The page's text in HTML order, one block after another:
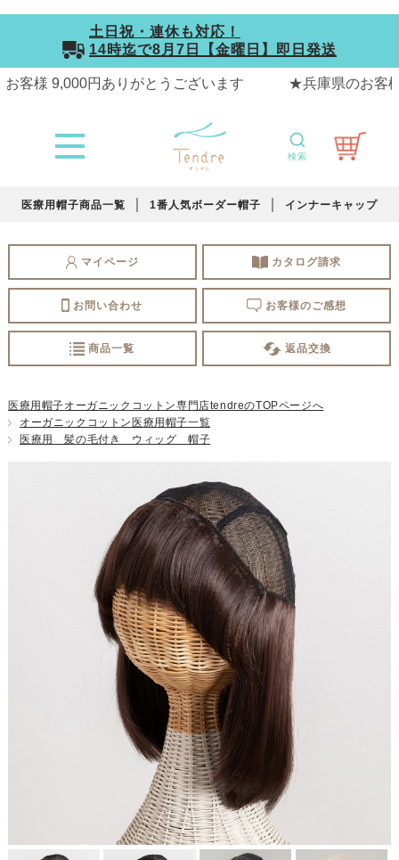
土日祝・連休も対応！
14時迄で8月7日【金曜日】 即日発送
検索
医療用帽子商品一覧 1番人気ボーダー帽子 インナーキャップ
マイページ カタログ請求
お問い合わせ お客様のご感想
商品一覧 返品交換
医療用帽子オーガニックコットン専門店tendreのTOPページへ
オーガニックコットン医療用帽子一覧
医療用 髪の毛付き ウィッグ 帽子